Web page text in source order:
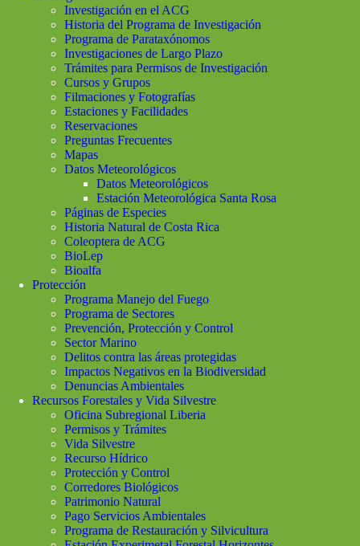
Investigación en el ACG
Historia del Programa de Investigación
Programa de Parataxónomos
Investigaciones de Largo Plazo
Trámites para Permisos de Investigación
Cursos y Grupos
Filmaciones y Fotografías
Estaciones y Facilidades
Reservaciones
Preguntas Frecuentes
Mapas
Datos Meteorológicos
Datos Meteorológicos
Estación Meteorológica Santa Rosa
Páginas de Especies
Historia Natural de Costa Rica
Coleoptera de ACG
BioLep
Bioalfa
Protección
Programa Manejo del Fuego
Programa de Sectores
Prevención, Protección y Control
Sector Marino
Delitos contra las áreas protegidas
Impactos Negativos en la Biodiversidad
Denuncias Ambientales
Recursos Forestales y Vida Silvestre
Oficina Subregional Liberia
Permisos y Trámites
Vida Silvestre
Recurso Hídrico
Protección y Control
Corredores Biológicos
Patrimonio Natural
Pago Servicios Ambientales
Programa de Restauración y Silvicultura